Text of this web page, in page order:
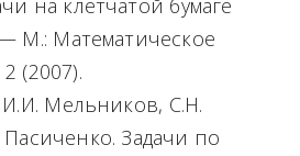
на клетчатой бумаге
М.: Математическое
(2007).
Мельников, С.Н.
Задачи по